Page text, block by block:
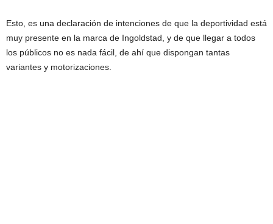
Esto, es una declaración de intenciones de que la deportividad está
muy presente en la marca de Ingoldstad, y de que llegar a todos
los públicos no es nada fácil, de ahí que dispongan tantas
variantes y motorizaciones.